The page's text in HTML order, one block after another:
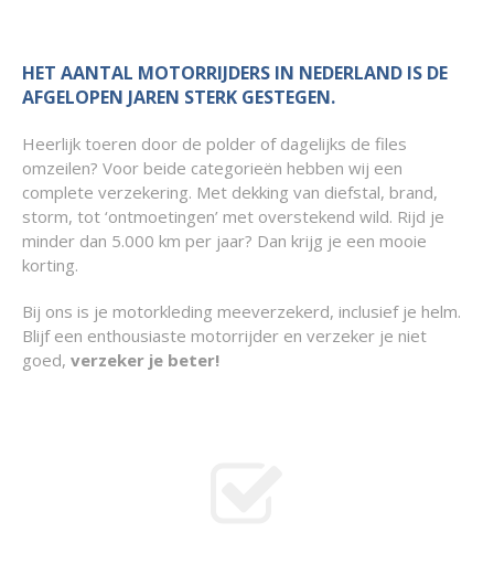
HET AANTAL MOTORRIJDERS IN NEDERLAND IS DE
AFGELOPEN JAREN STERK GESTEGEN.
Heerlijk toeren door de polder of dagelijks de files
omzeilen? Voor beide categorieën hebben wij een
complete verzekering. Met dekking van diefstal, brand,
storm, tot ‘ontmoetingen’ met overstekend wild. Rijd je
minder dan 5.000 km per jaar? Dan krijg je een mooie
korting.
Bij ons is je motorkleding meeverzekerd, inclusief je helm.
Blijf een enthousiaste motorrijder en verzeker je niet
goed, verzeker je beter!